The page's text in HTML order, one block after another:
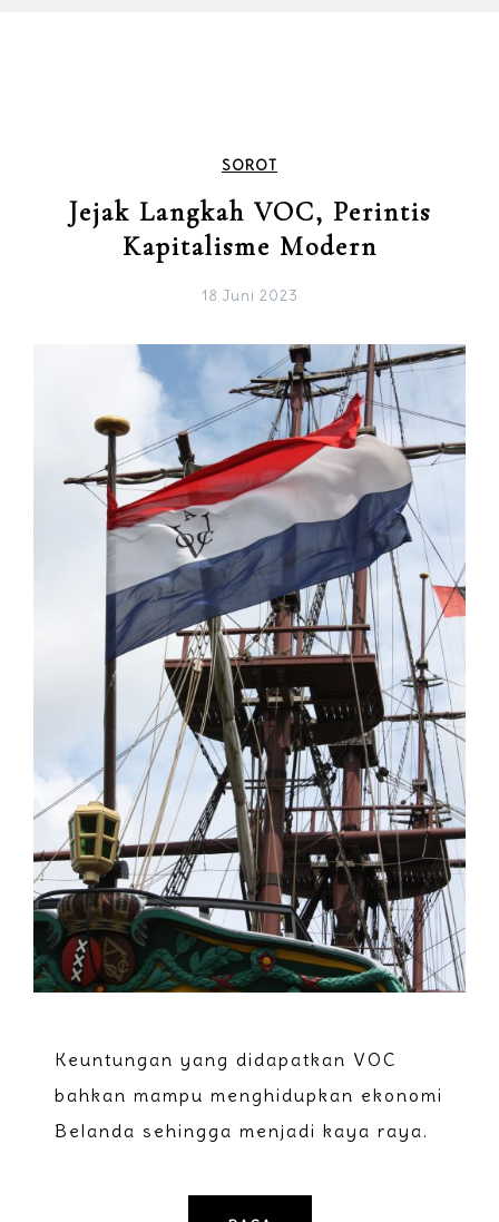
SOROT
Jejak Langkah VOC, Perintis
Kapitalisme Modern
18 Juni 2023
Keuntungan yang didapatkan VOC
bahkan mampu menghidupkan ekonomi
Belanda sehingga menjadi kaya raya.